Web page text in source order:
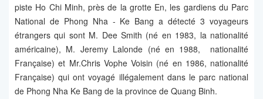
piste Ho Chi Minh, près de la grotte En, les gardiens du Parc
National de Phong Nha - Ke Bang a détecté 3 voyageurs
étrangers qui sont M. Dee Smith (né en 1983, la nationalité
américaine), M. Jeremy Lalonde (né en 1988, nationalité
Française) et Mr.Chris Vophe Voisin (né en 1986, nationalité
Française) qui ont voyagé illégalement dans le parc national
de Phong Nha Ke Bang de la province de Quang Binh.